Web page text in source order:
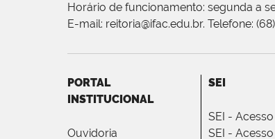
Horário de funcionamento: segunda a
E-mail: reitoria@ifac.edu.br. Telefone:
PORTAL
INSTITUCIONAL
Ouvidoria
SEI
SEI -
SEI -